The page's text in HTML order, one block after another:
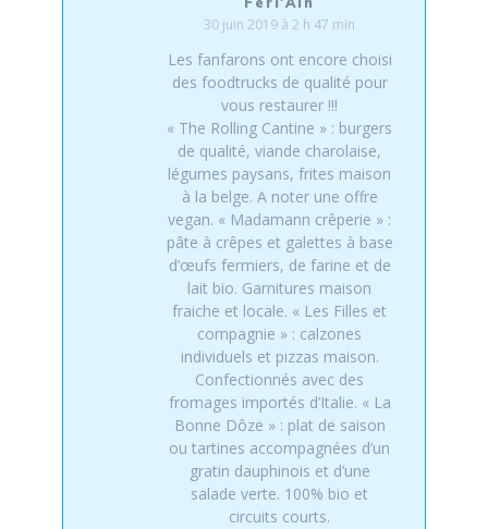
30 juin 2019 à 2 h 47 min
Les fanfarons ont encore choisi
des foodtrucks de qualité pour
vous restaurer !!!
« The Rolling Cantine » : burgers
de qualité, viande charolaise,
légumes paysans, frites maison
à la belge. A noter une offre
vegan. « Madamann crêperie » :
pâte à crêpes et galettes à base
d’œufs fermiers, de farine et de
lait bio. Garnitures maison
fraiche et locale. « Les Filles et
compagnie » : calzones
individuels et pizzas maison.
Confectionnés avec des
fromages importés d’Italie. « La
Bonne Dôze » : plat de saison
ou tartines accompagnées d’un
gratin dauphinois et d’une
salade verte. 100% bio et
circuits courts.